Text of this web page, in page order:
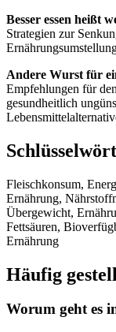
Besser essen heißt
Strategien zur
Andere Wurst für
Empfehlungen für
gesundheitlich
Fleischkonsum,
Ernährung,
Übergewicht,
Fettsäuren,
Ernährung
Häufig
Worum geht es